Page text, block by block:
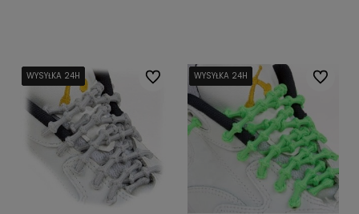
WYSYŁKA 24H
WYSYŁKA 24H
WYSYŁKA 24H
WYSYŁKA 24H
WYSYŁKA 24H Do ulubionychWYSYŁKA 24H
WYSYŁKA 24H
WYSYŁKA 24H
WYSYŁKA 24H
WYSYŁKA 24H Do